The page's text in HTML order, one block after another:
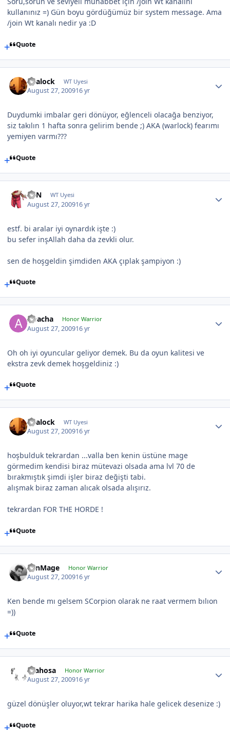
kullanınız =) Gün boyu gördüğümüz bir system message. Ama
/join Wt kanalı nedir ya :D
Quote
akalock WT Uyesi
August 27, 200916 yr
Duydumki imbalar geri dönüyor, eğlenceli olacağa benziyor,
siz takılın 1 hafta sonra gelirim bende ;) AKA (warlock) fearımı
yemiyen varmı???
Quote
KEN WT Uyesi
August 27, 200916 yr
estf. bi aralar iyi oynardık işte :)
bu sefer inşAllah daha da zevkli olur.
sen de hoşgeldin şimdiden AKA çıplak şampiyon :)
Quote
Apacha Honor Warrior
August 27, 200916 yr
Oh oh iyi oyuncular geliyor demek. Bu da oyun kalitesi ve
ekstra zevk demek hoşgeldiniz :)
Quote
akalock WT Uyesi
August 27, 200916 yr
hoşbulduk tekrardan ...valla ben kenin üstüne mage
görmedim kendisi biraz mütevazi olsada ama lvl 70 de
bırakmıştık şimdi işler biraz değişti tabi.
alışmak biraz zaman alıcak olsada alışırız.
tekrardan FOR THE HORDE !
Quote
LenMage Honor Warrior
August 27, 200916 yr
Ken bende mı gelsem SCorpion olarak ne raat vermem bılıon
=))
Quote
drahosa Honor Warrior
August 27, 200916 yr
güzel dönüşler oluyor,wt tekrar harika hale gelicek desenize :)
Quote